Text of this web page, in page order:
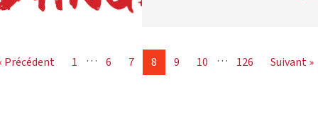
Précédent 1 … 6 7 8 9 10 … 126 Suivant »